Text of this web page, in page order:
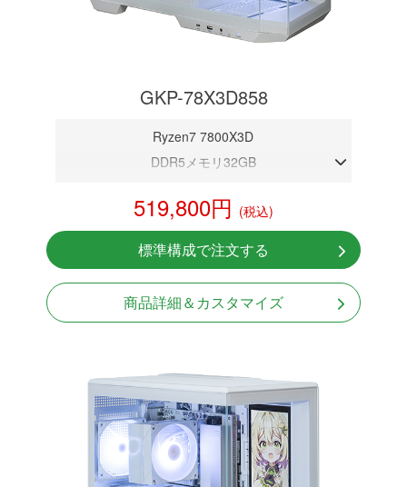
GKP-78X3D858
Ryzen7 7800X3D
DDR5メモリ32GB
NVMeSSD 1TB
無線LAN Bluetooth対応
Windows11 Home 64bit
519,800円 (税込)
標準構成で注文する
商品詳細＆カスタマイズ